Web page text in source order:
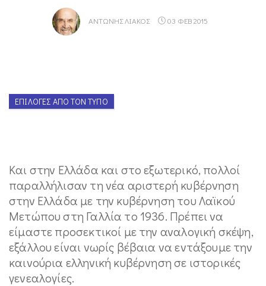
ΑΝΤΏΝΗΣ ΛΙΆΚΟΣ 03 ΦΕΒ 2015
ΕΠΙΛΟΓΈΣ ΑΠΌ ΤΟΝ ΤΎΠΟ
Και στην Ελλάδα και στο εξωτερικό, πολλοί
παραλλήλισαν τη νέα αριστερή κυβέρνηση
στην Ελλάδα με την κυβέρνηση του Λαϊκού
Μετώπου στη Γαλλία το 1936. Πρέπει να
είμαστε προσεκτικοί με την αναλογική σκέψη,
εξάλλου είναι νωρίς βέβαια να εντάξουμε την
καινούρια ελληνική κυβέρνηση σε ιστορικές
γενεαλογίες.